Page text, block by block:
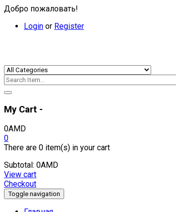
Добро пожаловать!
Login or Register
My Cart -
0AMD
0
There are 0 item(s) in your cart
Subtotal: 0AMD
View cart
Checkout
Toggle navigation